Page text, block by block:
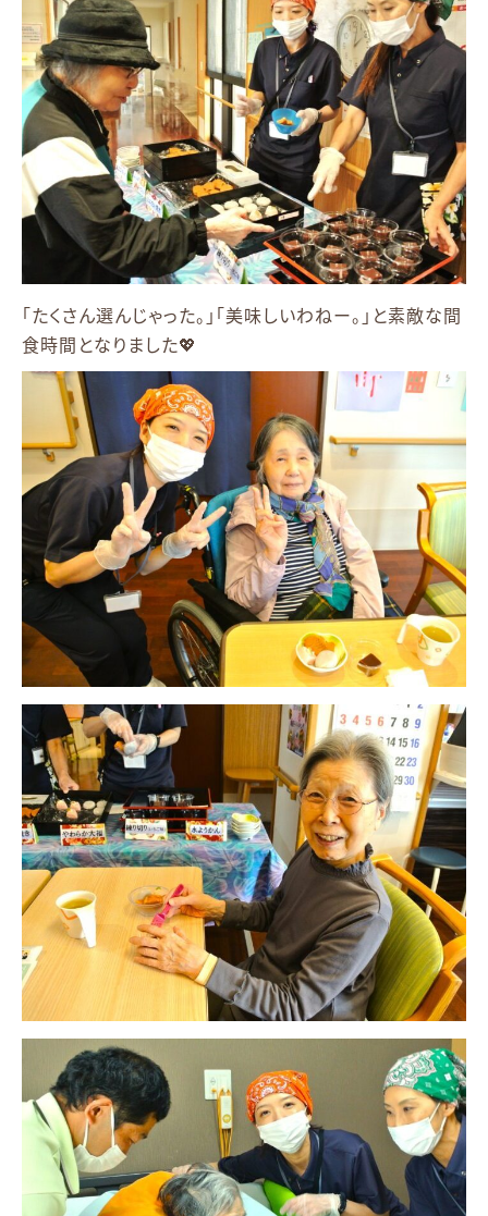
「たくさん選んじゃった。」「美味しいわねー。」と素敵な間
食時間となりました💖